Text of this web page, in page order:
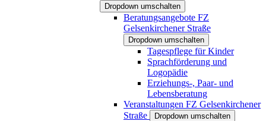
Dropdown umschalten
Beratungsangebote FZ
Gelsenkirchener Straße
Dropdown umschalten
Tagespflege für Kinder
Sprachförderung und
Logopädie
Erziehungs-, Paar- und
Lebensberatung
Veranstaltungen FZ Gelsenkirchener
Straße
Dropdown umschalten